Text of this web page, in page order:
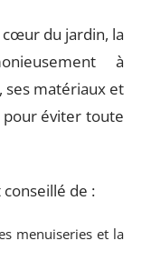
cœur du jardin, la
à
ses matériaux et
éviter toute
de :
menuiseries et la